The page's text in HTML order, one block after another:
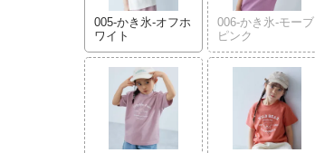
005-かき氷-オフホ
ワイト
006-かき氷-モーブ
ピンク